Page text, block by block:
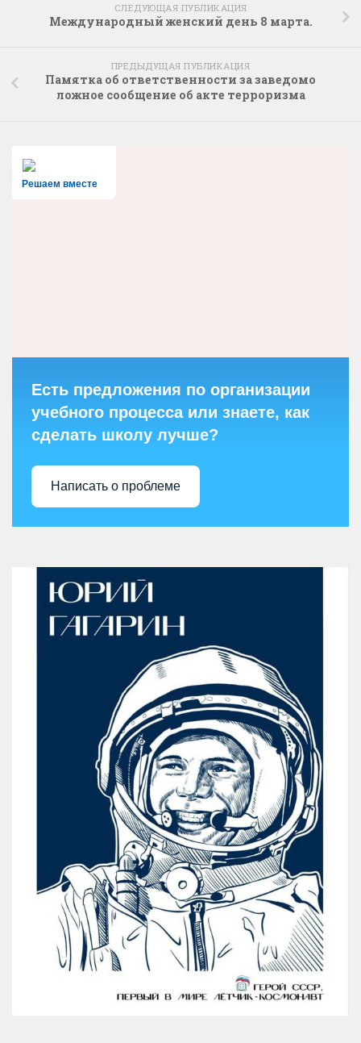
СЛЕДУЮЩАЯ ПУБЛИКАЦИЯ
Международный женский день 8 марта.
ПРЕДЫДУЩАЯ ПУБЛИКАЦИЯ
Памятка об ответственности за заведомо
ложное сообщение об акте терроризма
Решаем вместе
Есть предложения по организации
учебного процесса или знаете, как
сделать школу лучше?
Написать о проблеме